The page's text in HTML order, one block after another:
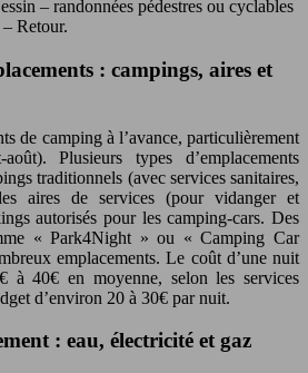
– randonnées pédestres ou cyclables
– Retour.
: campings, aires et
de camping à l’avance, particulièrement
Plusieurs types d’emplacements
traditionnels (avec services sanitaires,
aires de services (pour vidanger et
autorisés pour les camping-cars. Des
« Park4Night » ou « Camping Car
emplacements. Le coût d’une nuit
à 40€ en moyenne, selon les services
d’environ 20 à 30€ par nuit.
: eau, électricité et gaz